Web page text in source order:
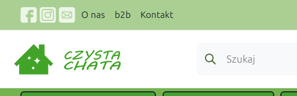
O nas b2b Kontakt